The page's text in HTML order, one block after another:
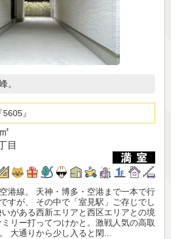
。
5605
目
港線。 天神・博多・空港まで一本で行
すが、 その中で「室見駅」ご存じでし
がある西新エリアと西区エリアとの境
リー打ってつけかと。激戦人気の高取
大通りから少し入ると閑...